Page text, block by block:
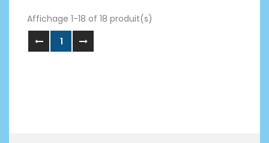
Affichage 1-18 of 18 produit(s)
1